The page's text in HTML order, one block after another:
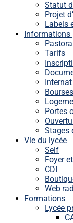
Statut
Projet
Labels
Informations
Tarifs
Internat
Portes
Stages
Vie du lycée
Self
Foyer
CDI
Web
Formations
Lycée